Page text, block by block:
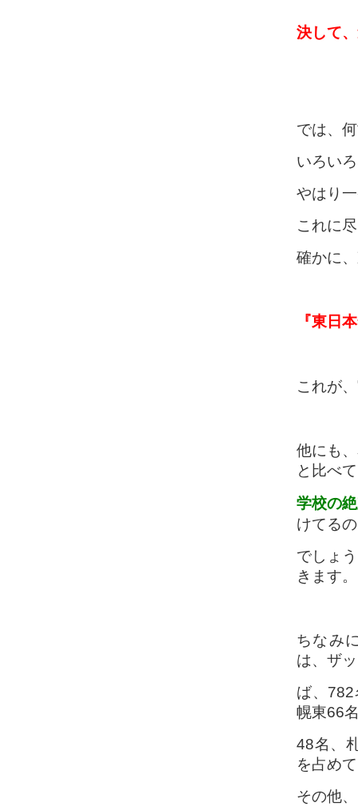
決して
では、
いろい
やはり
これに
確かに
『東日
これが
他にも
と比べ
学校の
けてる
でしょ
きます。
ちなみ
は、ザ
ば、
幌東66
48名、
を占め
その他